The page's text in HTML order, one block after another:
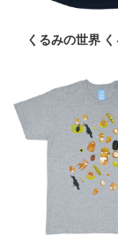
くるみの世界